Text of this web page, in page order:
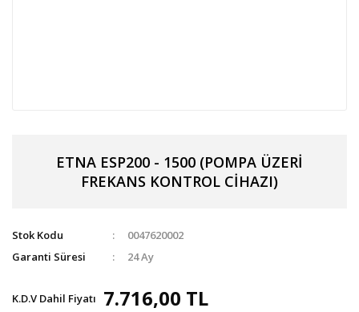
ETNA ESP200 - 1500 (POMPA ÜZERİ
FREKANS KONTROL CİHAZI)
Stok Kodu
0047620002
Garanti Süresi
24 Ay
K.D.V Dahil Fiyatı 7.716,00 TL